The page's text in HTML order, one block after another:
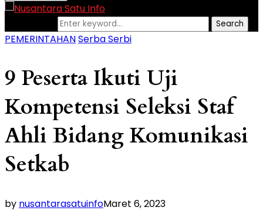
Search
PEMERINTAHANSerba Serbi
9 Peserta Ikuti Uji
Kompetensi Seleksi Staf
Ahli Bidang Komunikasi
Setkab
by nusantarasatuinfoMaret 6, 2023